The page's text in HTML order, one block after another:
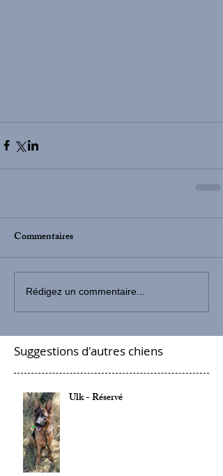
Commentaires
Rédigez un commentaire...
Suggestions d'autres chiens
Ulk - Réservé